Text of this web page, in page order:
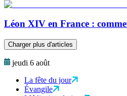
Léon XIV en France :
Charger plus d'articles
jeudi 6 août
La fête du jour
Évangile